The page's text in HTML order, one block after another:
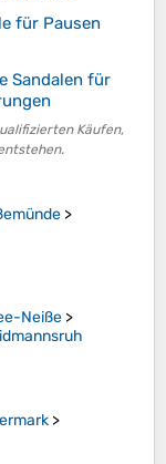
für Pausen
Sandalen für
Käufen,
>
Neiße >
>